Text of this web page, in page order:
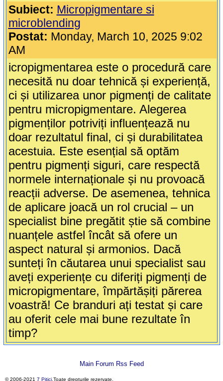
Subiect: Micropigmentare si
microblending
Postat: Monday, March 10, 2025 9:02
AM
icropigmentarea este o procedură care
necesită nu doar tehnică și experiență,
ci și utilizarea unor pigmenți de calitate
pentru micropigmentare. Alegerea
pigmenților potriviți influențează nu
doar rezultatul final, ci și durabilitatea
acestuia. Este esențial să optăm
pentru pigmenți siguri, care respectă
normele internaționale și nu provoacă
reacții adverse. De asemenea, tehnica
de aplicare joacă un rol crucial – un
specialist bine pregătit știe să combine
nuanțele astfel încât să ofere un
aspect natural și armonios. Dacă
sunteți în căutarea unui specialist sau
aveți experiențe cu diferiți pigmenți de
micropigmentare, împărtășiți părerea
voastră! Ce branduri ați testat și care
au oferit cele mai bune rezultate în
timp?
Main Forum Rss Feed
© 2006-2021 7 Pitici.Toate drepturile rezervate.